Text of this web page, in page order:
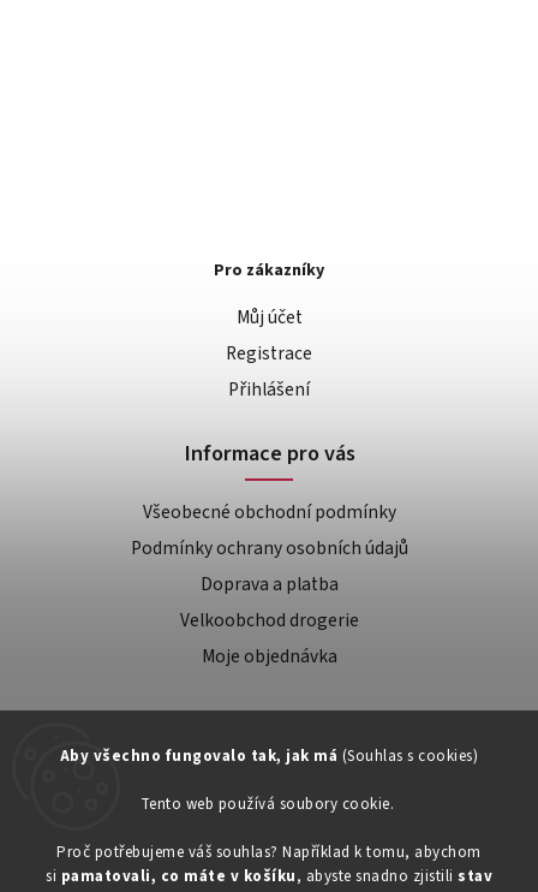
Aby všechno fungovalo tak, jak má (Souhlas s cookies)
Tento web používá soubory cookie.
Proč potřebujeme váš souhlas? Například k tomu, abychom
si pamatovali, co máte v košíku, abyste snadno zjistili stav
734603917
Pro zákazníky
Můj účet
Registrace
Přihlášení
Informace pro vás
Všeobecné obchodní podmínky
Podmínky ochrany osobních údajů
Doprava a platba
Velkoobchod drogerie
Moje objednávka